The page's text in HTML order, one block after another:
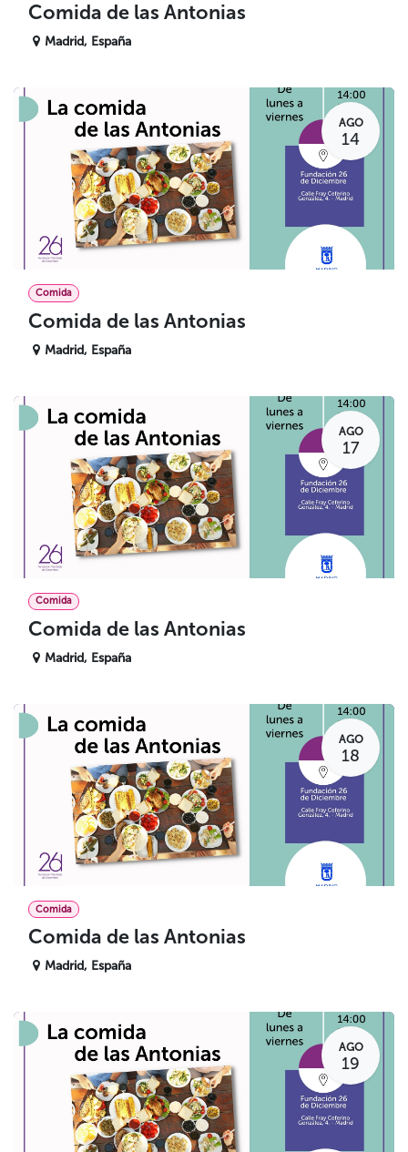
Comida de las Antonias
Madrid, España
AGO
14
Comida
Comida de las Antonias
Madrid, España
AGO
17
Comida
Comida de las Antonias
Madrid, España
AGO
18
Comida
Comida de las Antonias
Madrid, España
AGO
19